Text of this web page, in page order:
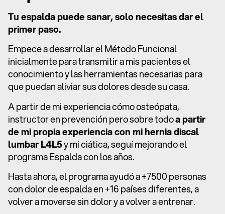
Tu espalda puede sanar, solo necesitas dar el
primer paso.
Empece a desarrollar el Método Funcional
inicialmente para transmitir a mis pacientes el
conocimiento y las herramientas necesarias para
que puedan aliviar sus dolores desde su casa.
A partir de mi experiencia cómo osteópata,
instructor en prevención pero sobre todoa partir
de mi propia experiencia con mi hernia discal
lumbar L4L5y mi ciática, seguí mejorando el
programa Espalda con los años.
Hasta ahora, el programa ayudó a +7500 personas
con dolor de espalda en +16 países diferentes, a
volver a moverse sin dolor y a volver a entrenar.